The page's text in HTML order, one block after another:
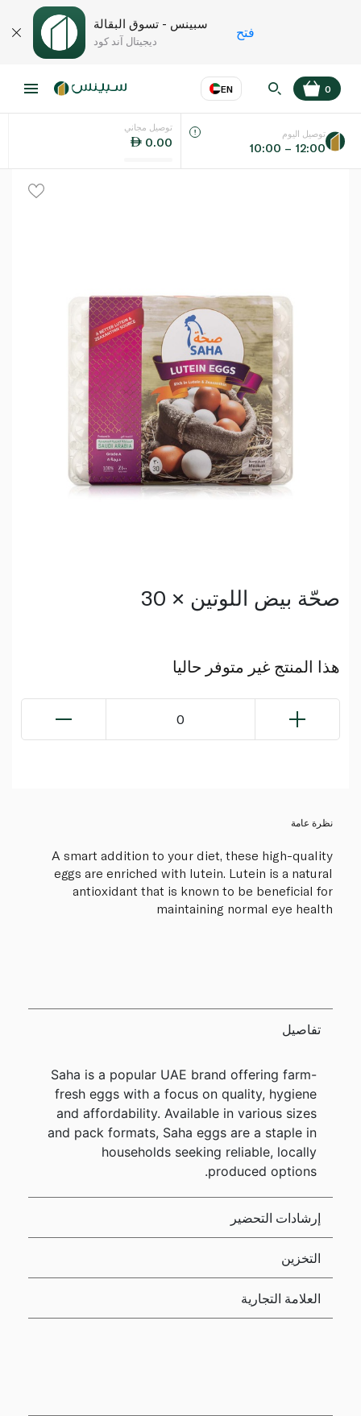
سبينس - تسوق البقالة
ديجيتال آند كود
فتح
EN
اللغة عر
0
توصيل مجاني
0.00
توصيل اليوم
10:00 – 12:00
صحّة بيض اللوتين × 30
هذا المنتج غير متوفر حاليا
0
نظرة عامة
A smart addition to your diet, these high-quality
eggs are enriched with lutein. Lutein is a natural
antioxidant that is known to be beneficial for
maintaining normal eye health
تفاصيل
Saha is a popular UAE brand offering farm-
fresh eggs with a focus on quality, hygiene
and affordability. Available in various sizes
and pack formats, Saha eggs are a staple in
households seeking reliable, locally
produced options.
إرشادات التحضير
التخزين
العلامة التجارية